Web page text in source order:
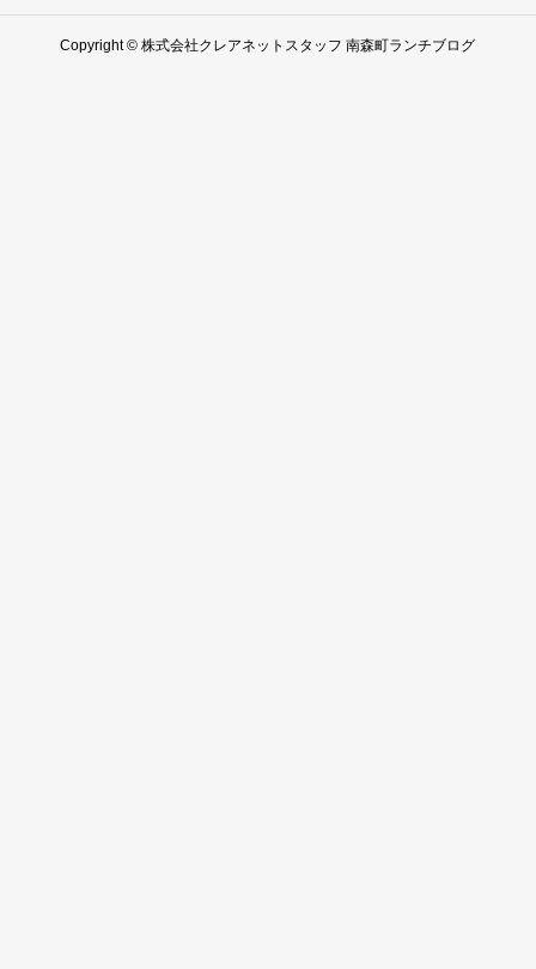
Copyright © 株式会社クレアネットスタッフ 南森町ランチブログ